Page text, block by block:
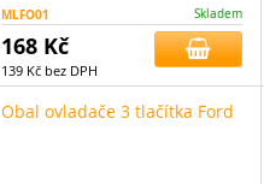
MLFO01 Skladem
168 Kč
139 Kč bez DPH
Obal ovladače 3 tlačítka Ford